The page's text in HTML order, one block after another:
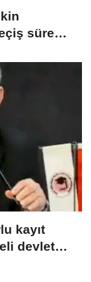
süresi
kayıt
devlet